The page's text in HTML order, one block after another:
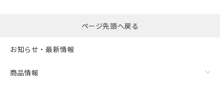
ページ先頭へ戻る
お知らせ・最新情報
商品情報